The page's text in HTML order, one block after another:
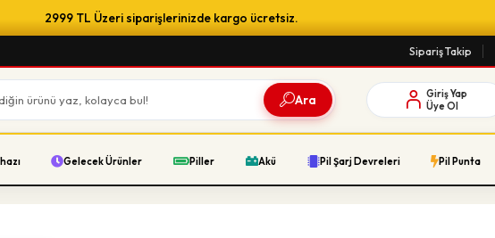
2999 TL Üzeri siparişlerinizde kargo ücretsiz.
Sipariş Takip
Ara
Giriş Yap
Üye Ol
Gelecek Ürünler Piller Akü Pil Şarj Devreleri Pil Punta